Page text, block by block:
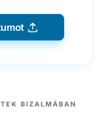
BIZALMÁBAN